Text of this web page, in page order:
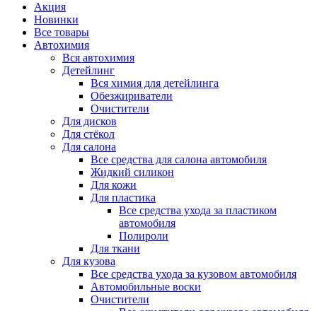
Акция
Новинки
Все товары
Автохимия
Вся автохимия
Детейлинг
Вся химия для детейлинга
Обезжириватели
Очистители
Для дисков
Для стёкол
Для салона
Все средства для салона автомобиля
Жидкий силикон
Для кожи
Для пластика
Все средства ухода за пластиком
автомобиля
Полироли
Для ткани
Для кузова
Все средства ухода за кузовом автомобиля
Автомобильные воски
Очистители